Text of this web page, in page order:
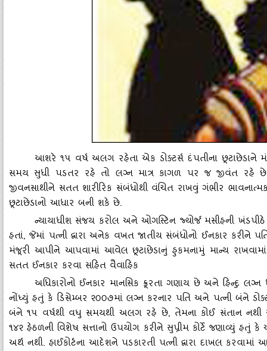
આશરે ૧૫ વર્ષ અલગ રહેતા એક ડોક્‍ટર્સ દંપતીના છૂટાછેડાને
સમય સુધી પડતર રહે તો લગ્ન માત્ર કાગળ પર જ જીવંત રહે
જીવનસાથીને સતત શારીરિક સંબંધોથી વંચિત રાખવું ગંભીર
છૂટાછેડાનો આધાર બની શકે છે.
ન્‍યાયાધીશ સંજય કરોલ અને ઓગસ્‍ટિન જ્‍યોર્જ મસીહની
હતાં, જેમાં પત્‍ની દ્વારા અનેક વખત જાતીય સંબંધોનો ઈનકાર કરીને
મંજૂરી આપીને આપવામાં આવેલ છૂટાછેડાનું હુકમનામું માન્‍ય
સતત ઈનકાર કરવા સહિત વૈવાહિક
અધિકારોનો ઈનકાર માનસિક ક્રૂરતા ગણાય છે અને હિન્‍દુ
નોંધ્‍યું હતું કે ડિસેમ્‍બર ૨૦૦૭માં લગ્ન કરનાર પતિ અને પત્‍ની બંને
બંને ૧૫ વર્ષથી વધુ સમયથી અલગ રહે છે, તેમના કોઈ સંતાન
૧૪૨ હેઠળની વિશેષ સત્તાનો ઉપયોગ કરીને સુપ્રીમ કોર્ટે જણાવ્‍યું
અર્થ નથી. હાઈકોર્ટના આદેશને પડકારતી પત્‍ની દ્વારા દાખલ